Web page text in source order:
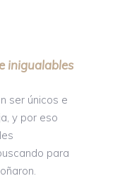
inigualables
ser únicos e
y por eso
para